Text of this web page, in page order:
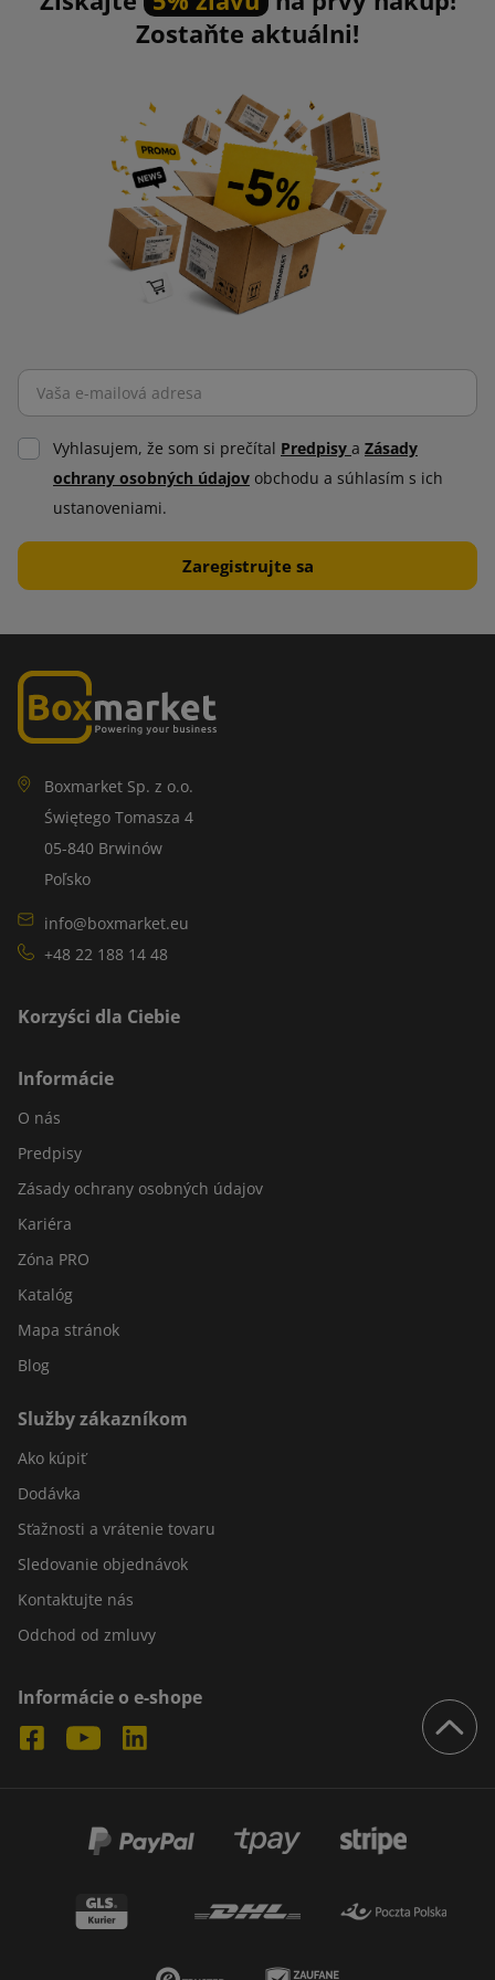
Zostaňte aktuálni!
Vyhlasujem, že som si prečítal Predpisy a Zásady
ochrany osobných údajov obchodu a súhlasím s ich
ustanoveniami.
Boxmarket Sp. z o.o.
Świętego Tomasza 4
05-840 Brwinów
Poľsko
info@boxmarket.eu
+48 22 188 14 48
Korzyści dla Ciebie
Informácie
O nás
Predpisy
Zásady ochrany osobných údajov
Kariéra
Zóna PRO
Katalóg
Mapa stránok
Blog
Služby zákazníkom
Ako kúpiť
Dodávka
Sťažnosti a vrátenie tovaru
Sledovanie objednávok
Kontaktujte nás
Odchod od zmluvy
Informácie o e-shope